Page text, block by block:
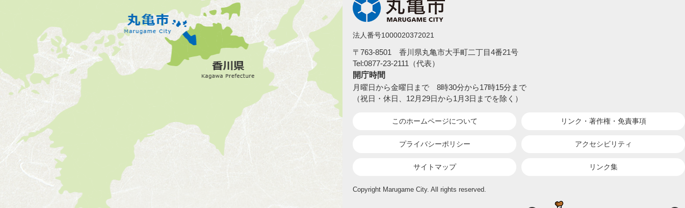
法人番号1000020372021
〒763-8501 香川県丸亀市大手町二丁目4番21号
Tel:0877-23-2111（代表）
開庁時間
月曜日から金曜日まで 8時30分から17時15分まで
（祝日・休日、12月29日から1月3日までを除く）
このホームページについて リンク・著作権・ 免責事項
プライバシーポリシー アクセシビリティ
サイトマップ リンク集
Copyright Marugame City. All rights reserved.